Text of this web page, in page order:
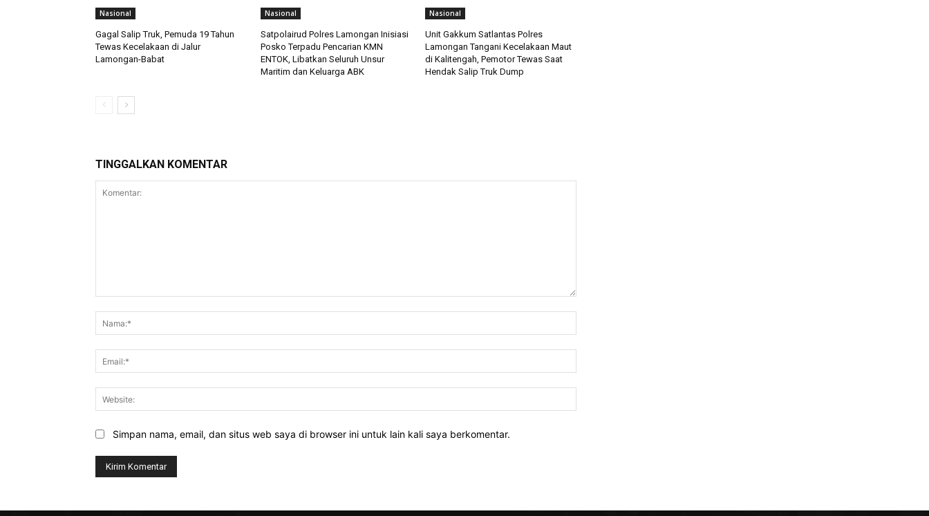
Nasional
Gagal Salip Truk, Pemuda 19 Tahun
Tewas Kecelakaan di Jalur
Lamongan-Babat
Nasional
Satpolairud Polres Lamongan Inisiasi
Posko Terpadu Pencarian KMN
ENTOK, Libatkan Seluruh Unsur
Maritim dan Keluarga ABK
Nasional
Unit Gakkum Satlantas Polres
Lamongan Tangani Kecelakaan Maut
di Kalitengah, Pemotor Tewas Saat
Hendak Salip Truk Dump
TINGGALKAN KOMENTAR
Simpan nama, email, dan situs web saya di browser ini untuk lain kali saya berkomentar.